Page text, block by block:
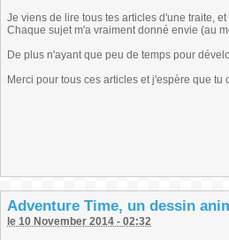
Je viens de lire tous tes articles d'une traite,
Chaque sujet m'a vraiment donné envie (au
De plus n'ayant que peu de temps pour
Merci pour tous ces articles et j'espère que tu
Adventure Time, un dessin
le 10 November 2014 - 02:32